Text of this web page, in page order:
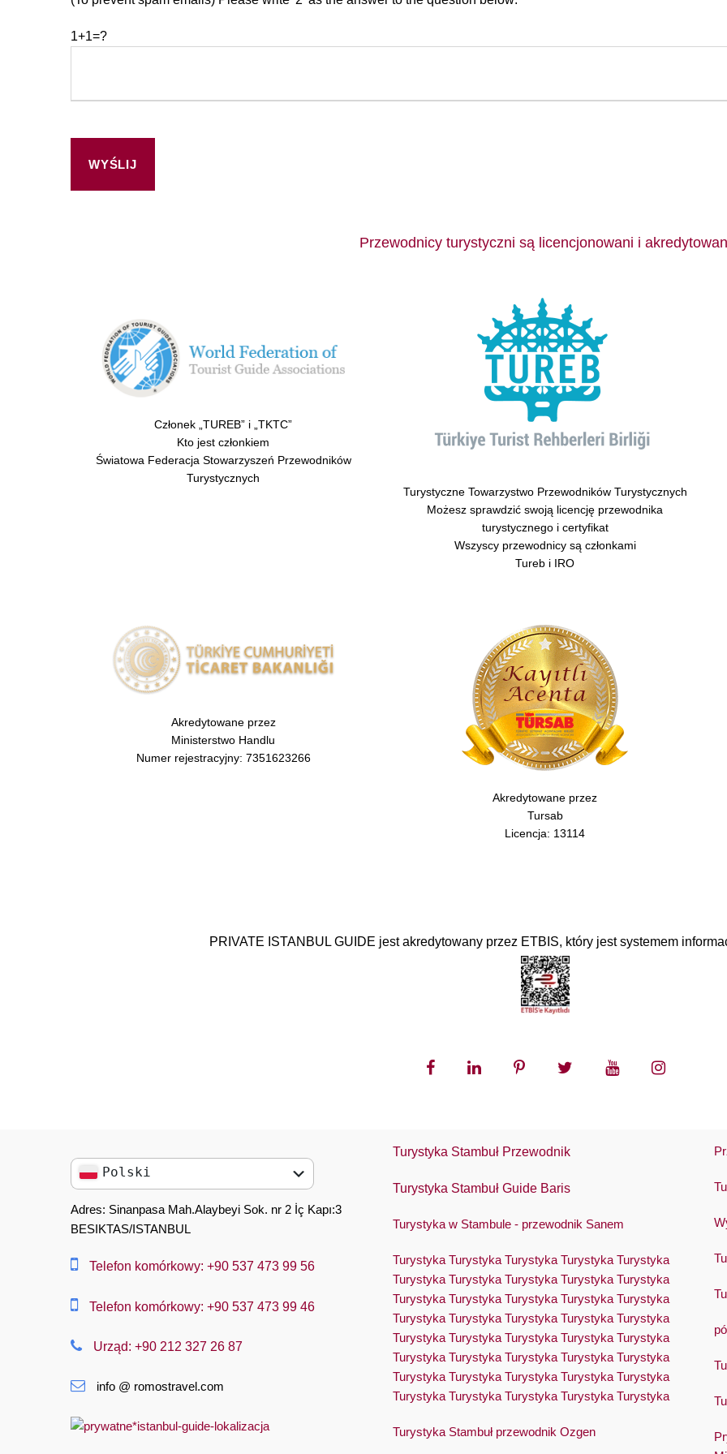
1+1=?
Przewodnicy turystyczni są licencjonowani i
Członek „TUREB” i „TKTC”
Kto jest członkiem
Światowa Federacja Stowarzyszeń Przewodników
Turystycznych
Turystyczne Towarzystwo Przewodników Turystycznych
Możesz sprawdzić swoją licencję przewodnika
turystycznego i certyfikat
Wszyscy przewodnicy są członkami
Tureb i IRO
Akredytowane przez
Ministerstwo Handlu
Numer rejestracyjny: 7351623266
Akredytowane przez
Tursab
Licencja: 13114
PRIVATE ISTANBUL GUIDE jest akredytowany przez ETBIS, który jest systemem
Polski
English
العربية
中文
Slovenská
Suomi
Français
Adres: Sinanpasa Mah.Alaybeyi Sok. nr 2 İç Kapı:3
BESIKTAS/ISTANBUL
Telefon komórkowy: +90 537 473 99 56
Telefon komórkowy: +90 537 473 99 46
Urząd: +90 212 327 26 87
info @ romostravel.com
Turystyka Stambuł Przewodnik
Turystyka Stambuł Guide Baris
Turystyka w Stambule - przewodnik Sanem
Turystyka Turystyka Turystyka Turystyka Turystyka
Turystyka Turystyka Turystyka Turystyka Turystyka
Turystyka Turystyka Turystyka Turystyka Turystyka
Turystyka Turystyka Turystyka Turystyka Turystyka
Turystyka Turystyka Turystyka Turystyka Turystyka
Turystyka Turystyka Turystyka Turystyka Turystyka
Turystyka Turystyka Turystyka Turystyka Turystyka
Turystyka Turystyka Turystyka Turystyka Turystyka
Turystyka Stambuł przewodnik Ozgen